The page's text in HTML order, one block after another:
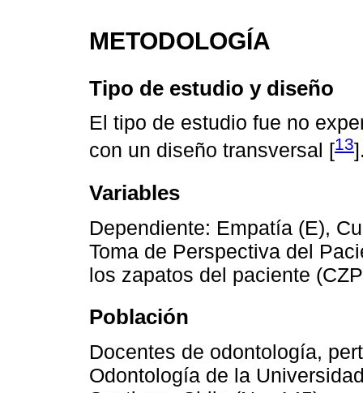
METODOLOGÍA
Tipo de estudio y diseño
El tipo de estudio fue no
con un diseño transversal [13
Variables
Dependiente: Empatía (E),
Toma de Perspectiva del
los zapatos del paciente
Población
Docentes de odontología,
Odontología de la